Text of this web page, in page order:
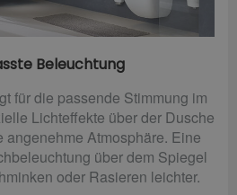
Beleuchtung
für die passende Stimmung im
Lichteffekte über der Dusche
angenehme Atmosphäre. Eine
über dem Spiegel
oder Rasieren leichter.